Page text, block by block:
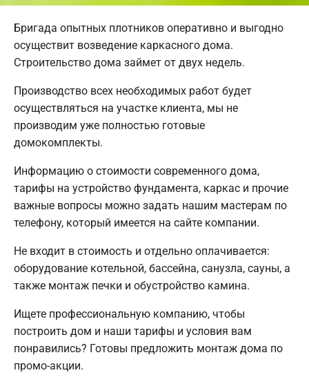
Бригада опытных плотников оперативно и выгодно
осуществит возведение каркасного дома.
Строительство дома займет от двух недель.
Производство всех необходимых работ будет
осуществляться на участке клиента, мы не
производим уже полностью готовые
домокомплекты.
Информацию о стоимости современного дома,
тарифы на устройство фундамента, каркас и прочие
важные вопросы можно задать нашим мастерам по
телефону, который имеется на сайте компании.
Не входит в стоимость и отдельно оплачивается:
оборудование котельной, бассейна, санузла, сауны, а
также монтаж печки и обустройство камина.
Ищете профессиональную компанию, чтобы
построить дом и наши тарифы и условия вам
понравились? Готовы предложить монтаж дома по
промо-акции.